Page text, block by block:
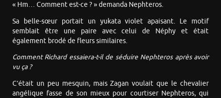
« Hm… Comment est-ce ? » demanda Nephteros.
Sa belle-sœur portait un yukata violet apaisant. Le motif
semblait être une paire avec celui de Néphy et était
également brodé de fleurs similaires.
Comment Richard essaiera-t-il de séduire Nephteros après avoir
vu ça ?
C’était un peu mesquin, mais Zagan voulait que le chevalier
angélique fasse de son mieux pour courtiser Nephteros, qui